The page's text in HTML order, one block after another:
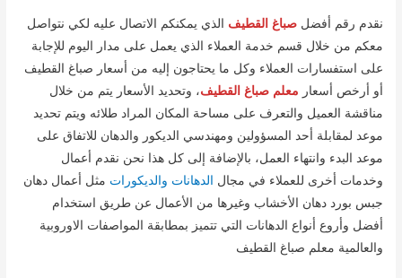
نقدم رقم أفضل صباغ القطيف الذي يمكنكم الاتصال عليه لكي نتواصل
معكم من خلال قسم خدمة العملاء الذي يعمل على مدار اليوم للإجابة
على استفسارات العملاء وكل ما يحتاجون إليه من أسعار صباغ القطيف
أو أرخص أسعار معلم صباغ القطيف، وتحديد الأسعار يتم من خلال
مناقشة العميل والتعرف على مساحة المكان المراد طلائه ويتم تحديد
موعد لمقابلة أحد المسؤولين ومهندسي الديكور والدهان للاتفاق على
موعد البدء وانتهاء العمل، بالإضافة إلى كل هذا نحن نقدم أعمال
وخدمات أخرى للعملاء في مجال
الدهانات والديكورات مثل أعمال دهان
جبس بورد دهان الأخشاب وغيرها من الأعمال عن طريق استخدام
أفضل وأروع أنواع الدهانات التي تتميز بمطابقة المواصفات الاوروبية
والعالمية معلم صباغ القطيف